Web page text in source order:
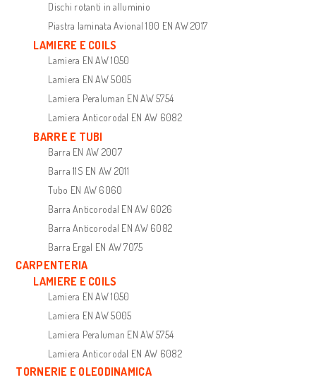
Dischi rotanti in alluminio
Piastra laminata Avional 100 EN AW 2017
LAMIERE E COILS
Lamiera EN AW 1050
Lamiera EN AW 5005
Lamiera Peraluman EN AW 5754
Lamiera Anticorodal EN AW 6082
BARRE E TUBI
Barra EN AW 2007
Barra 11S EN AW 2011
Tubo EN AW 6060
Barra Anticorodal EN AW 6026
Barra Anticorodal EN AW 6082
Barra Ergal EN AW 7075
CARPENTERIA
LAMIERE E COILS
Lamiera EN AW 1050
Lamiera EN AW 5005
Lamiera Peraluman EN AW 5754
Lamiera Anticorodal EN AW 6082
TORNERIE E OLEODINAMICA